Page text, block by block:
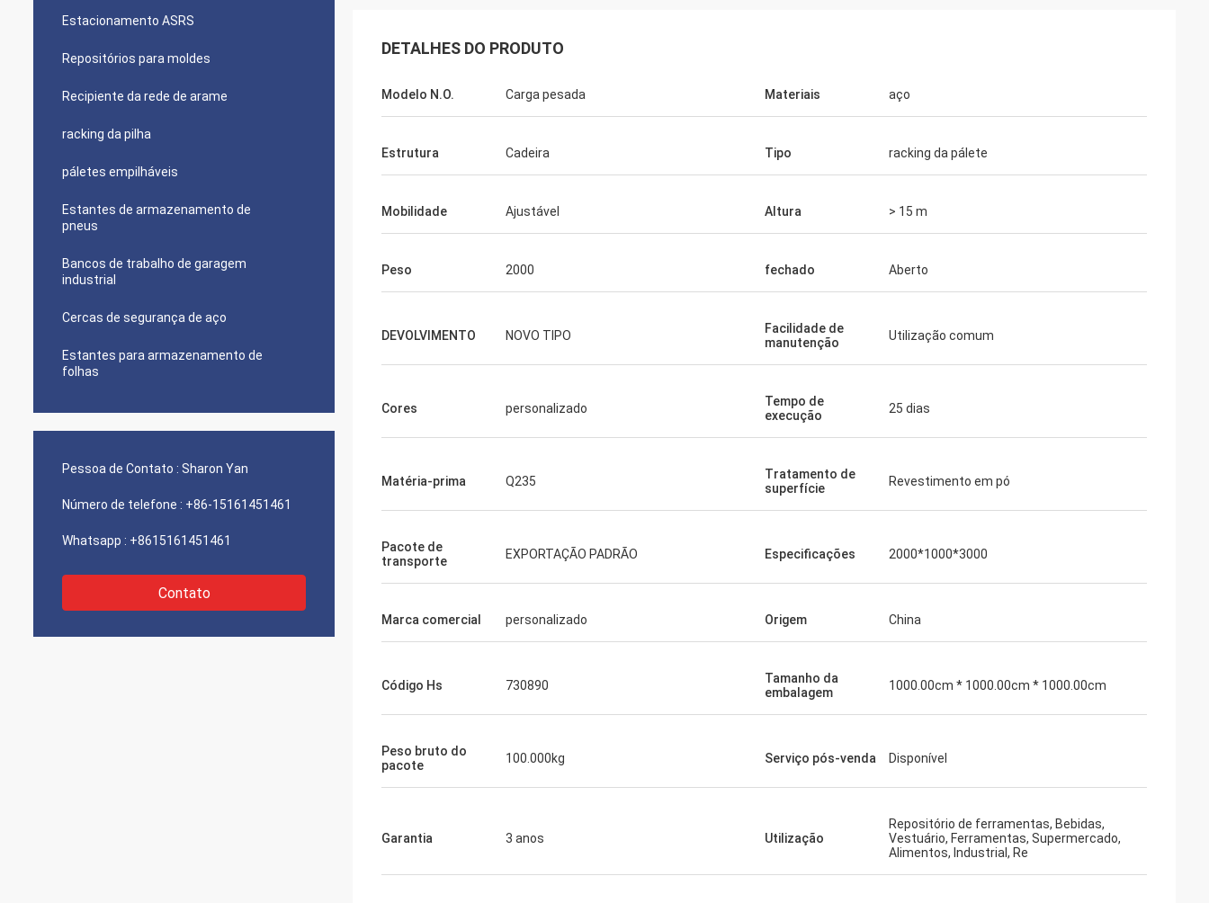
Estacionamento ASRS
Repositórios para moldes
Recipiente da rede de arame
racking da pilha
páletes empilháveis
Estantes de armazenamento de
pneus
Bancos de trabalho de garagem
industrial
Cercas de segurança de aço
Estantes para armazenamento de
folhas
Pessoa de Contato : Sharon Yan
Número de telefone : +86-15161451461
Whatsapp : +8615161451461
Contato
DETALHES DO PRODUTO
Modelo N.O. Carga pesada Materiais aço
Estrutura Cadeira Tipo racking da pálete
Mobilidade Ajustável Altura > 15 m
Peso 2000 fechado Aberto
DEVOLVIMENTO NOVO TIPO
Facilidade de
manutenção
Utilização comum
Cores personalizado
Tempo de
execução
25 dias
Matéria-prima Q235
Tratamento de
superfície
Revestimento em pó
Pacote de
transporte
EXPORTAÇÃO PADRÃO Especificações 2000*1000*3000
Marca comercial personalizado Origem China
Código Hs 730890
Tamanho da
embalagem
1000.00cm * 1000.00cm * 1000.00cm
Peso bruto do
pacote
100.000kg Serviço pós-venda Disponível
Garantia 3 anos Utilização
Repositório de ferramentas, Bebidas,
Vestuário, Ferramentas, Supermercado,
Alimentos, Industrial, Re